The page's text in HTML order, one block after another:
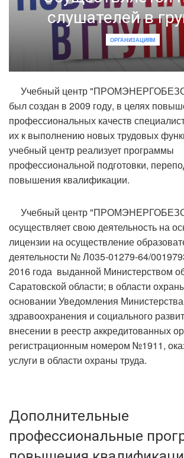
слушателей в
ОРГАНИЗАЦИЯМ
Учебный центр
был создан в 2009 году, в целях
профессиональных качеств
их к выполнению новых трудовых
учебный центр реализует программы
профессиональной подготовки,
повышения квалификации.
Учебный центр
осуществляет свою деятельность на
лицензии на осуществление
деятельности № Л035-01279-64/
2016 года выданной Министерством
Саратовской области; в области
основании Уведомления Министерства
здравоохранения и социального
внесении в реестр аккредитованных
регистрационным номером №1911,
услуги в области охраны труда.
Дополнительные
профессиональные